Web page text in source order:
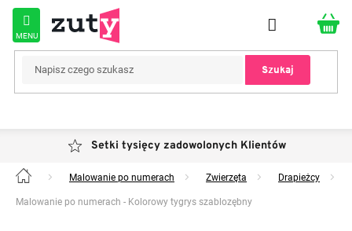
Przejść
treści
Szukaj
Setki tysięcy zadowolonych Klientów
Home Malowanie po numerach Zwierzęta Drapieżcy
Malowanie po numerach - Kolorowy tygrys szablozębny